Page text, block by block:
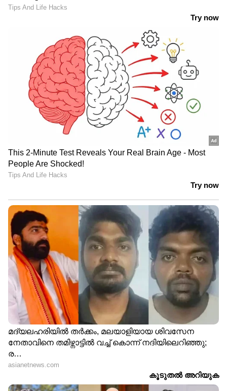
മാത്രം ആഹാരക്രമത്തില്‍ മാറ്റം വരുത്തുക.
Also read: പതിവായി ഇഞ്ചി ചായ
കുടിക്കാറുണ്ടോ? നിങ്ങള്‍ അറിയേണ്ടത്...
youtubevideo